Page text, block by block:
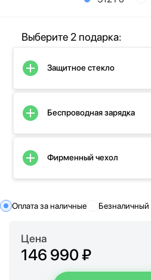
Оплата за наличные Безналичный
Цена
146 990 ₽
Выберите 2 подарка:
Защитное стекло
Беспроводная зарядка
Фирменный чехол